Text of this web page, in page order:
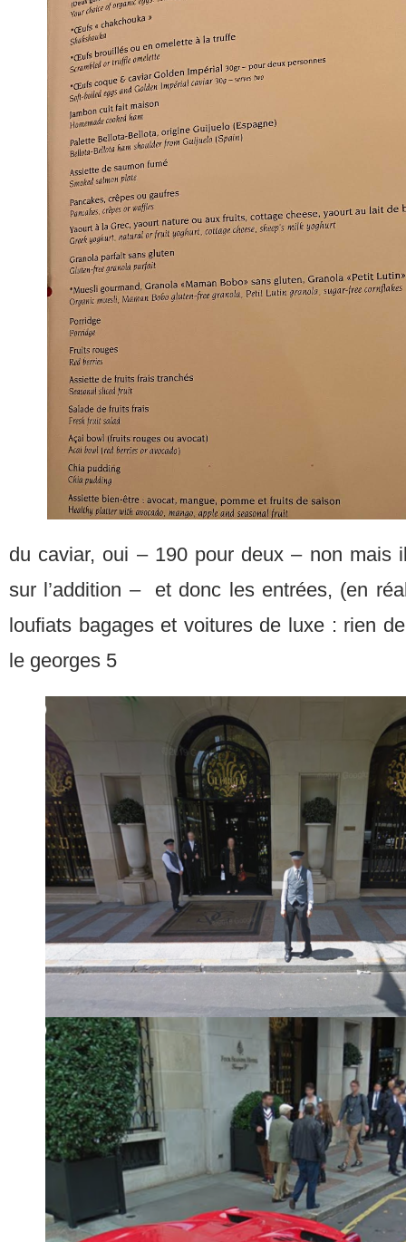
du caviar, oui – 190 pour deux – non mais
sur l’addition – et donc les entrées, (en
loufiats bagages et voitures de luxe : rien
le georges 5